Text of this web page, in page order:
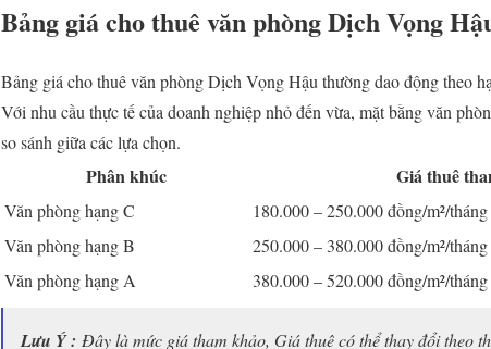
Bảng giá cho thuê văn phòng Dịch Vọng
Bảng giá cho thuê văn phòng Dịch Vọng Hậu thường dao động theo
Với nhu cầu thực tế của doanh nghiệp nhỏ đến vừa, mặt bằng văn
so sánh giữa các lựa chọn.
Phân khúc Giá thuê
Văn phòng hạng C 180.000 – 250.000 đồng/m²/tháng
Văn phòng hạng B
250.000 – 380.000 đồng/m²/tháng
Văn phòng hạng A
380.000 – 520.000 đồng/m²/tháng
Lưu Ý : Đây là mức giá tham khảo, Giá thuê có thể thay đổi theo